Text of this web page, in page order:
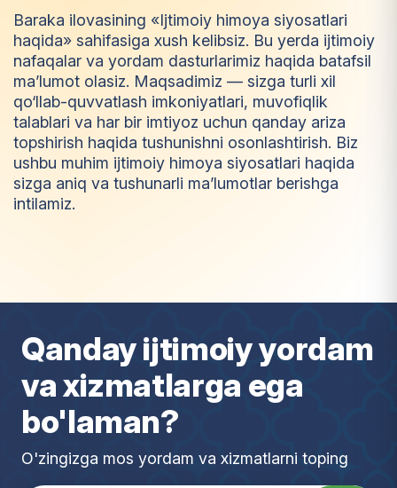
Baraka ilovasining «Ijtimoiy himoya siyosatlari
haqida» sahifasiga xush kelibsiz. Bu yerda ijtimoiy
nafaqalar va yordam dasturlarimiz haqida batafsil
ma’lumot olasiz. Maqsadimiz — sizga turli xil
qo‘llab-quvvatlash imkoniyatlari, muvofiqlik
talablari va har bir imtiyoz uchun qanday ariza
topshirish haqida tushunishni osonlashtirish. Biz
ushbu muhim ijtimoiy himoya siyosatlari haqida
sizga aniq va tushunarli ma’lumotlar berishga
intilamiz.
mtiy oz
Qanday ijtimoiy yordam
va xizmatlarga ega
bo'laman?
O'zingizga mos yordam va xizmatlarni toping